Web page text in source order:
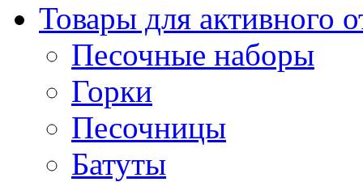
Товары для активного
Песочные наборы
Горки
Песочницы
Батуты